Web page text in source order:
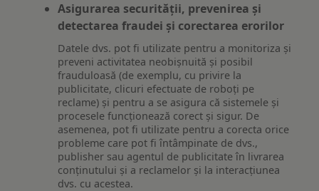
Asigurarea securității, prevenirea și
detectarea fraudei și corectarea erorilor
Datele dvs. pot fi utilizate pentru a monitoriza și
preveni activitatea neobișnuită și posibil
frauduloasă (de exemplu, cu privire la
publicitate, clicuri efectuate de roboți pe
reclame) și pentru a se asigura că sistemele și
procesele funcționează corect și sigur. De
asemenea, pot fi utilizate pentru a corecta orice
probleme care pot fi întâmpinate de dvs.,
publisher sau agentul de publicitate în livrarea
conținutului și a reclamelor și la interacțiunea
dvs. cu acestea.